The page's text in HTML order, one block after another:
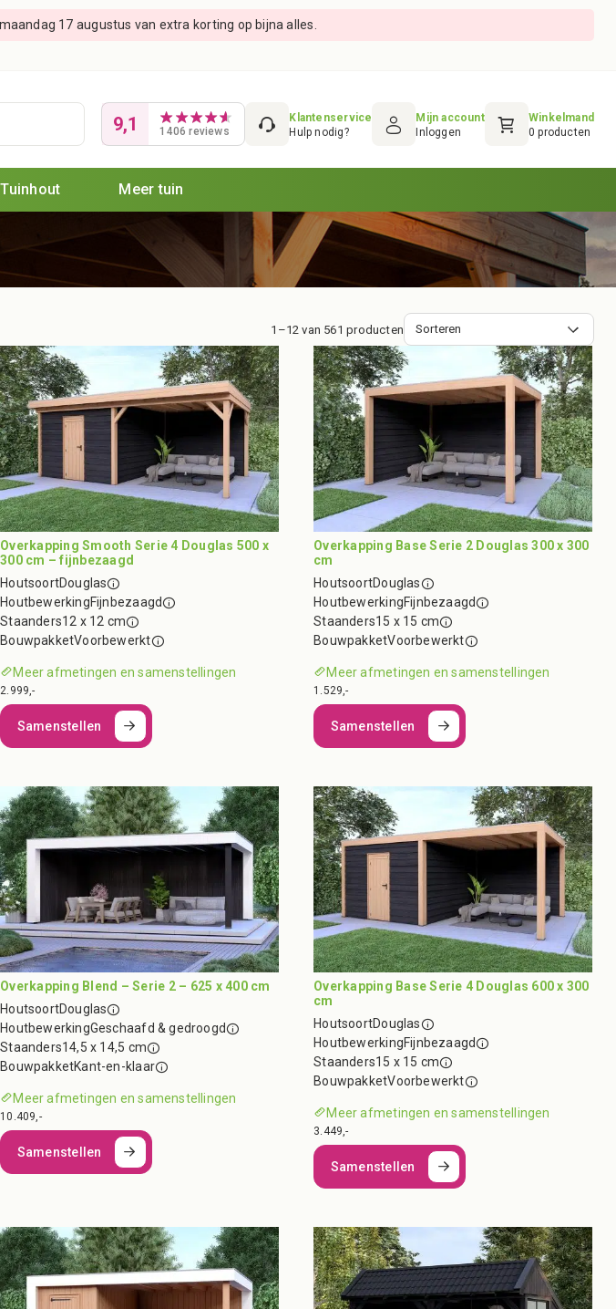
17 augustus van extra korting op bijna alles.
1406 reviews
9,1
Klantenservice
Hulp nodig?
Mijn account
Inloggen
Winkelmand
0producten
Tuinhout Meer tuin
1–12 van 561 producten
Overkapping Smooth Serie 4 Douglas 500 x
300 cm – fijnbezaagd
HoutsoortDouglas
HoutbewerkingFijnbezaagd
Staanders12 x 12 cm
BouwpakketVoorbewerkt
Meer afmetingen en samenstellingen
2.999,-
Samenstellen
Overkapping Base Serie 2 Douglas 300 x 300
cm
HoutsoortDouglas
HoutbewerkingFijnbezaagd
Staanders15 x 15 cm
BouwpakketVoorbewerkt
Meer afmetingen en samenstellingen
1.529,-
Samenstellen
Overkapping Blend – Serie 2 – 625 x 400 cm
HoutsoortDouglas
HoutbewerkingGeschaafd & gedroogd
Staanders14,5 x 14,5 cm
BouwpakketKant-en-klaar
Meer afmetingen en samenstellingen
10.409,-
Samenstellen
Overkapping Base Serie 4 Douglas 600 x 300
cm
HoutsoortDouglas
HoutbewerkingFijnbezaagd
Staanders15 x 15 cm
BouwpakketVoorbewerkt
Meer afmetingen en samenstellingen
3.449,-
Samenstellen